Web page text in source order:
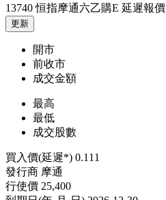
13740 恒指摩通六乙購E 延遲報價
更新
開市
前收市
成交金額
最高
最低
成交股數
買入價(延遲*) 0.111
發行商 摩通
行使價 25,400